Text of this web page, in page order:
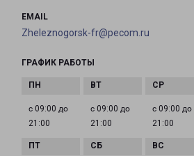
EMAIL
Zheleznogorsk-fr@pecom.ru
ГРАФИК РАБОТЫ
с 09:00 до
21:00
с 09:00 до
21:00
с 09:00 до
21:00